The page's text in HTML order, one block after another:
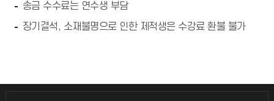
송금 수수료는 연수생 부담
장기결석, 소재불명으로 인한 제적생은 수강료 환불 불가